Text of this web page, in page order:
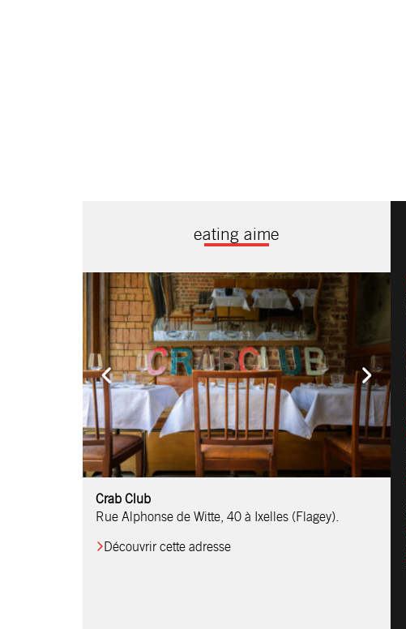
eating aime
Comptoir Chouchou
Crab Club
Rue Alphonse de Witte, 40 à Ixelles (Flagey).
Découvrir cette adresse
OM Restaurant
Table & Comptoir
Le Relais d’Orti
Studio 97
Löctave Restaurant
F-eat Restaurant
L’Art des Mets
Restaurant Harmonie
La Table de Jean